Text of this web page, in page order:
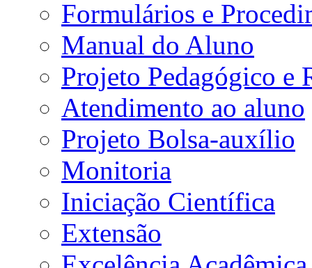
Formulários e
Manual do Aluno
Projeto Pedagógico e
Atendimento ao aluno
Projeto Bolsa-auxílio
Monitoria
Iniciação Científica
Extensão